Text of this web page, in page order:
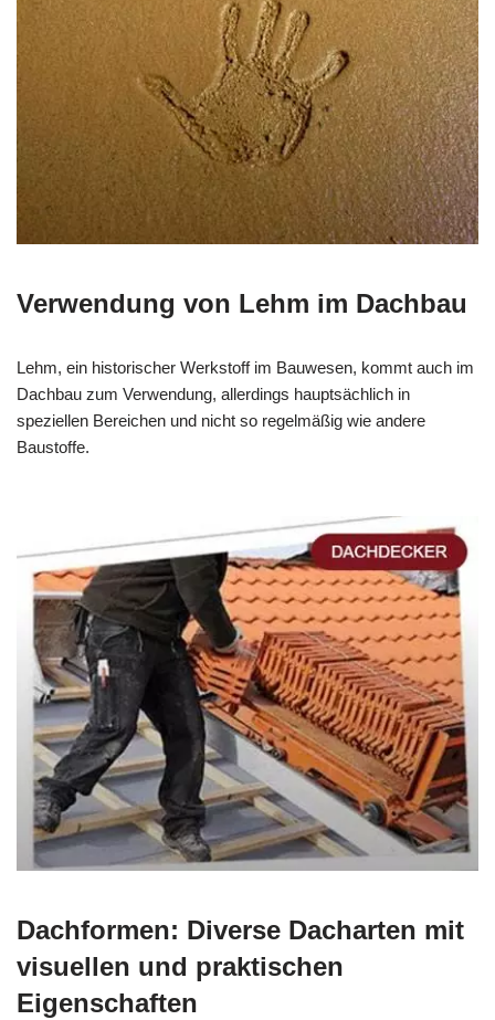
Verwendung von Lehm im Dachbau
Lehm, ein historischer Werkstoff im Bauwesen, kommt auch im
Dachbau zum Verwendung, allerdings hauptsächlich in
speziellen Bereichen und nicht so regelmäßig wie andere
Baustoffe.
Dachformen: Diverse Dacharten mit
visuellen und praktischen
Eigenschaften